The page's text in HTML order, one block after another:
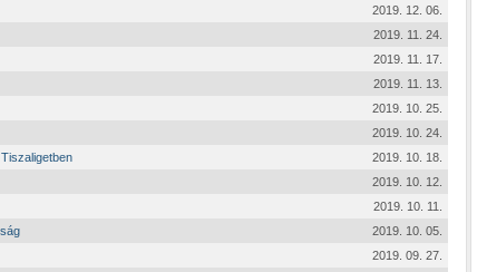
2019. 12. 06.
2019. 11. 24.
2019. 11. 17.
2019. 11. 13.
2019. 10. 25.
2019. 10. 24.
2019. 10. 18.
2019. 10. 12.
2019. 10. 11.
2019. 10. 05.
2019. 09. 27.